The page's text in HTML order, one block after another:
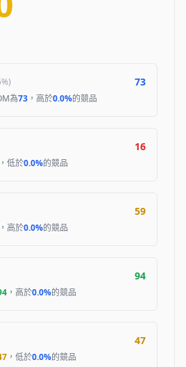
) 73
為73 ，高於0.0%的競品
16
，低於0.0%的競品
59
，高於0.0%的競品
94
，高於0.0%的競品
47
，低於0.0%的競品